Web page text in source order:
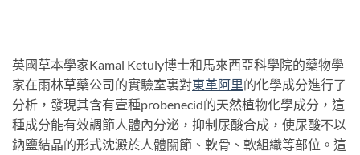
英國草本學家Kamal Ketuly博士和馬來西亞科學院的藥物學
家在雨林草藥公司的實驗室裏對東革阿里的化學成分進行了
分析，發現其含有壹種probenecid的天然植物化學成分，這
種成分能有效調節人體內分泌，抑制尿酸合成，使尿酸不以
鈉鹽結晶的形式沈澱於人體關節、軟骨、軟組織等部位。這